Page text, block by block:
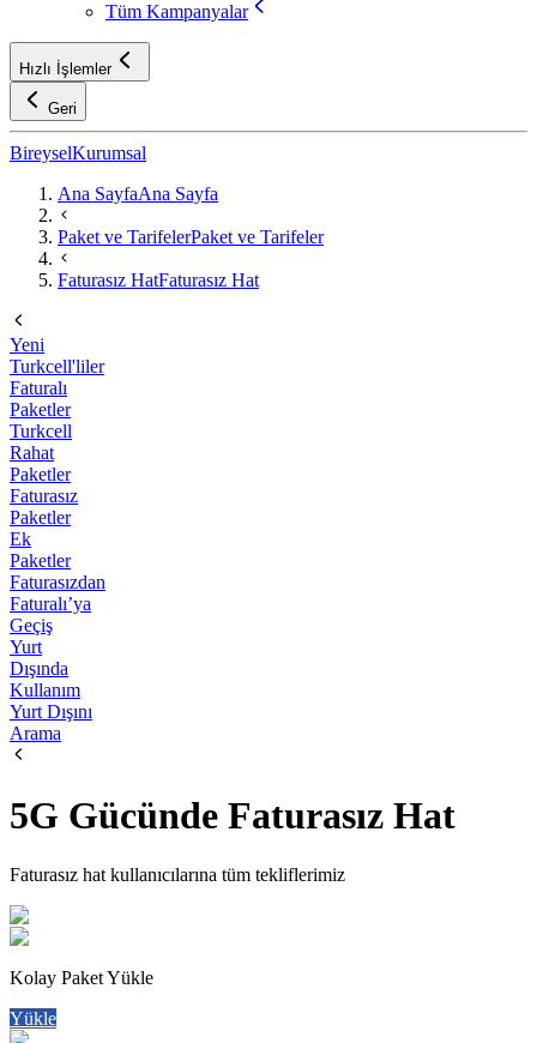
Tüm Kampanyalar
Hızlı İşlemler
Geri
BireyselKurumsal
Ana SayfaAna Sayfa
Paket ve TarifelerPaket ve Tarifeler
Faturasız HatFaturasız Hat
Yeni
Turkcell'liler
Faturalı
Paketler
Turkcell
Rahat
Paketler
Faturasız
Paketler
Ek
Paketler
Faturasızdan
Faturalı’ya
Geçiş
Yurt
Dışında
Kullanım
Yurt Dışını
Arama
5G Gücünde Faturasız Hat
Faturasız hat kullanıcılarına tüm tekliflerimiz
Kolay Paket Yükle
Yükle